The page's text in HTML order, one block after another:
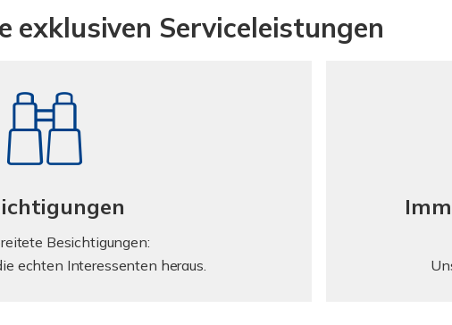
exklusiven Serviceleistungen
Besichtigungen:
echten Interessenten heraus.